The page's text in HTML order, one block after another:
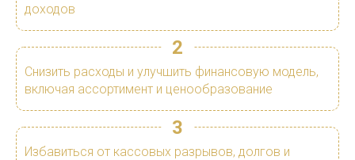
доходов
2
Снизить расходы и улучшить финансовую модель,
включая ассортимент и ценообразование
3
Избавиться от кассовых разрывов, долгов и